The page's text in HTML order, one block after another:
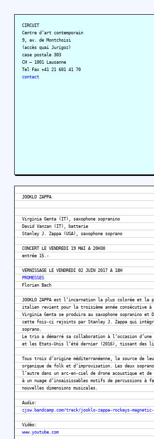
CIRCUIT
Centre d’art contemporain
9, av. de Montchoisi
(accès quai Jurigoz)
case postale 303
CH – 1001 Lausanne
Tel Fax +41 21 601 41 70
contact
JOOKLO ZAPPA
Virginia Genta (IT), saxophone sopranino
David Vanzan (IT), batterie
Stanley J. Zappa (USA), saxophone soprano
CONCERT LE VENDREDI 19 MAI A 20H30
entrée 15.-
VERNISSAGE LE VENDREDI 02 JUIN 2017 A 18H
PROMESSES
Florian Bach
JOOKLO ZAPPA est l’incarnation la plus colorée et
italien revient pour la troisième année consécutive
Virginia Genta se produira au saxophone sopranino et
cette fois-ci rejoints par Stanley J. Zappa qui
soprano.
Le trio a démarré sa collaboration à l’occasion d’une
et les Etats-Unis l’été dernier (2016), tissant des
Tous trois d’origine méditerranéenne, la source de
organique de folk et d’improvisation. Les deux
l’autre dans un arc-en-ciel de drone acoustique et de
à un nuage d’insaisissables motifs de percussions à
nouvelles dimensions musicales.
Audio:
cjsw.bandcamp.com/track/jooklo-zappa-rockeys-magnetic-
Vidéo:
www.youtube.com